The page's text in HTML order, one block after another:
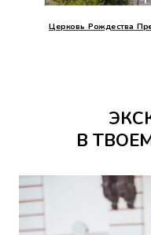
Церковь Рождества
В